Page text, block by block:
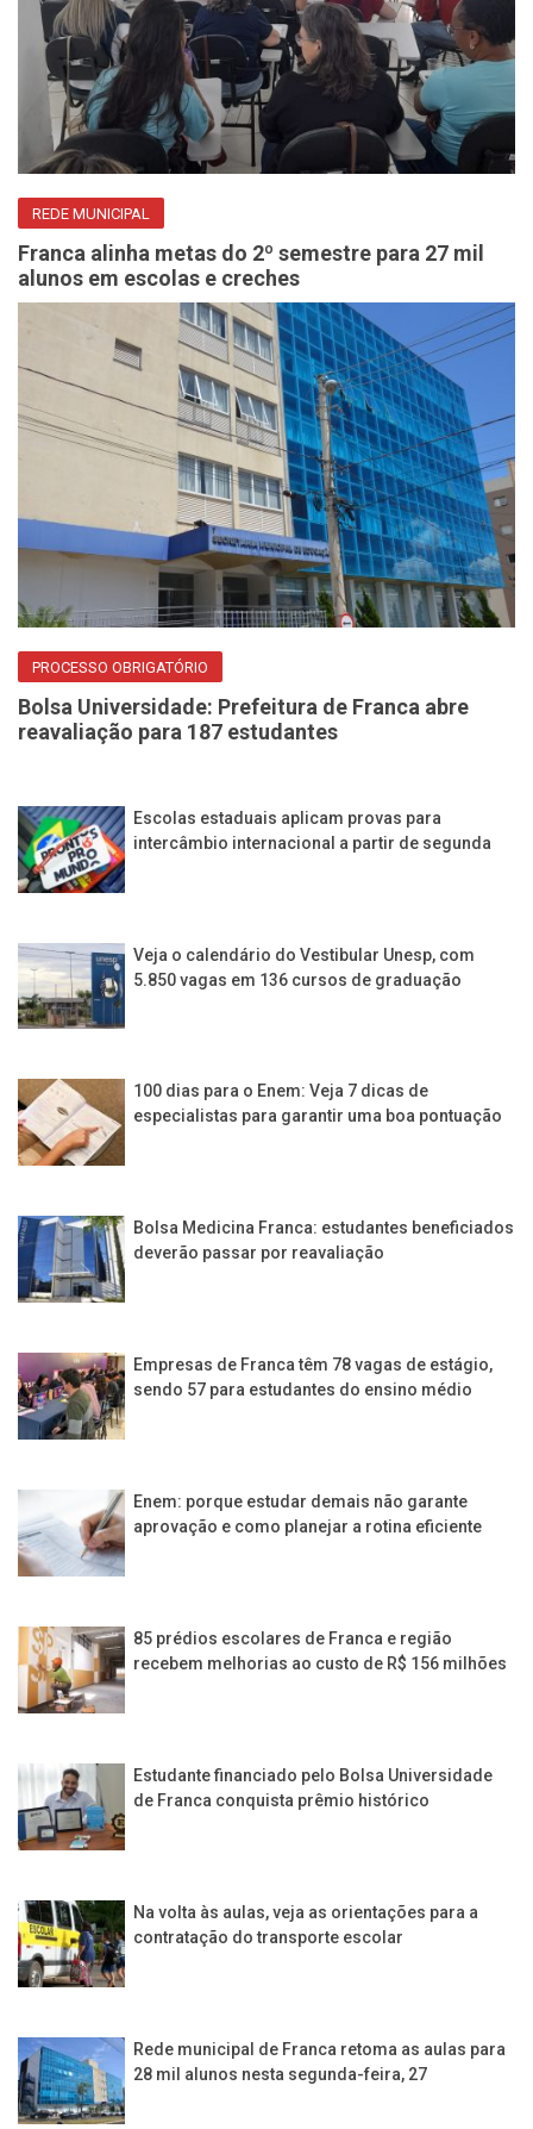
REDE MUNICIPAL
Franca alinha metas do 2º semestre para 27 mil
alunos em escolas e creches
PROCESSO OBRIGATÓRIO
Bolsa Universidade: Prefeitura de Franca abre
reavaliação para 187 estudantes
Escolas estaduais aplicam provas para
intercâmbio internacional a partir de segunda
Veja o calendário do Vestibular Unesp, com
5.850 vagas em 136 cursos de graduação
100 dias para o Enem: Veja 7 dicas de
especialistas para garantir uma boa pontuação
Bolsa Medicina Franca: estudantes beneficiados
deverão passar por reavaliação
Empresas de Franca têm 78 vagas de estágio,
sendo 57 para estudantes do ensino médio
Enem: porque estudar demais não garante
aprovação e como planejar a rotina eficiente
85 prédios escolares de Franca e região
recebem melhorias ao custo de R$ 156 milhões
Estudante financiado pelo Bolsa Universidade
de Franca conquista prêmio histórico
Na volta às aulas, veja as orientações para a
contratação do transporte escolar
Rede municipal de Franca retoma as aulas para
28 mil alunos nesta segunda-feira, 27